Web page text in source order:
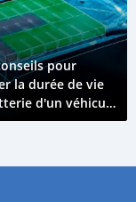
pour
la durée de vie
d'un véhicule